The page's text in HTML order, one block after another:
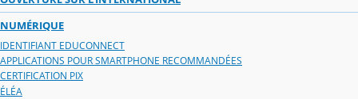
NUMÉRIQUE
IDENTIFIANT EDUCONNECT
APPLICATIONS POUR SMARTPHONE RECOMMANDÉES
CERTIFICATION PIX
ÉLÉA